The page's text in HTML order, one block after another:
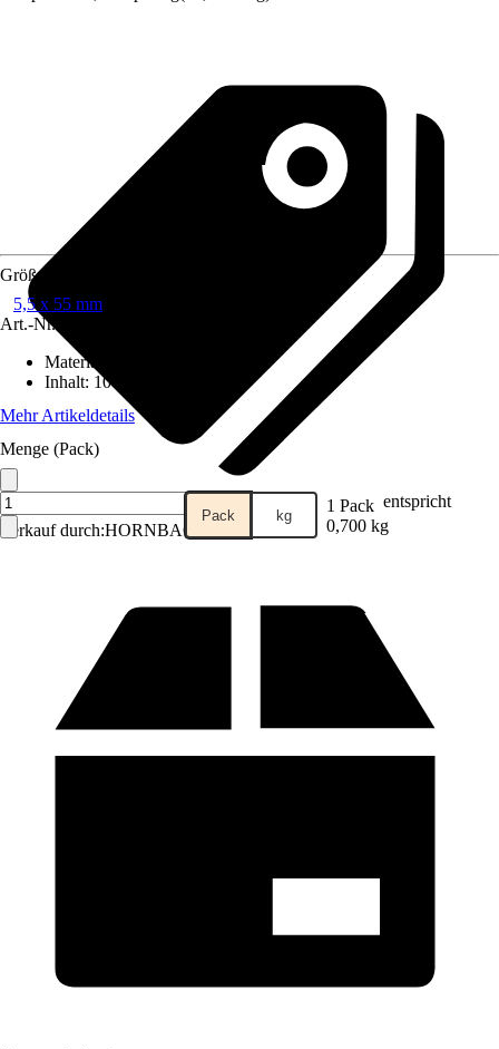
Verkauf durch:HORNBACH
Größe
5,5 x 55 mm
Art.-Nr.
Material
Inhalt: 100 Stück
Mehr Artikeldetails
Menge (Pack)
Pack kg 1 Pack entspricht
0,700 kg